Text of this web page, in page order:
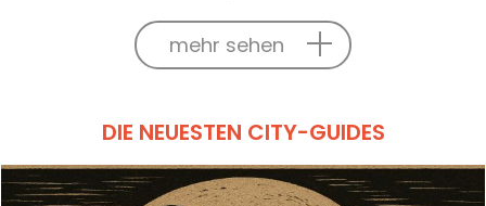
mehr sehen
DIE NEUESTEN CITY-GUIDES